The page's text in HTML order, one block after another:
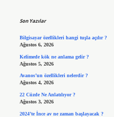
Son Yazılar
Bilgisayar özellikleri hangi tuşla açılır ?
Ağustos 6, 2026
Kelimede kök ne anlama gelir ?
Ağustos 5, 2026
Avanos’un özellikleri nelerdir ?
Ağustos 4, 2026
22 Cüzde Ne Anlatılıyor ?
Ağustos 3, 2026
2024’te İnce av ne zaman başlayacak ?